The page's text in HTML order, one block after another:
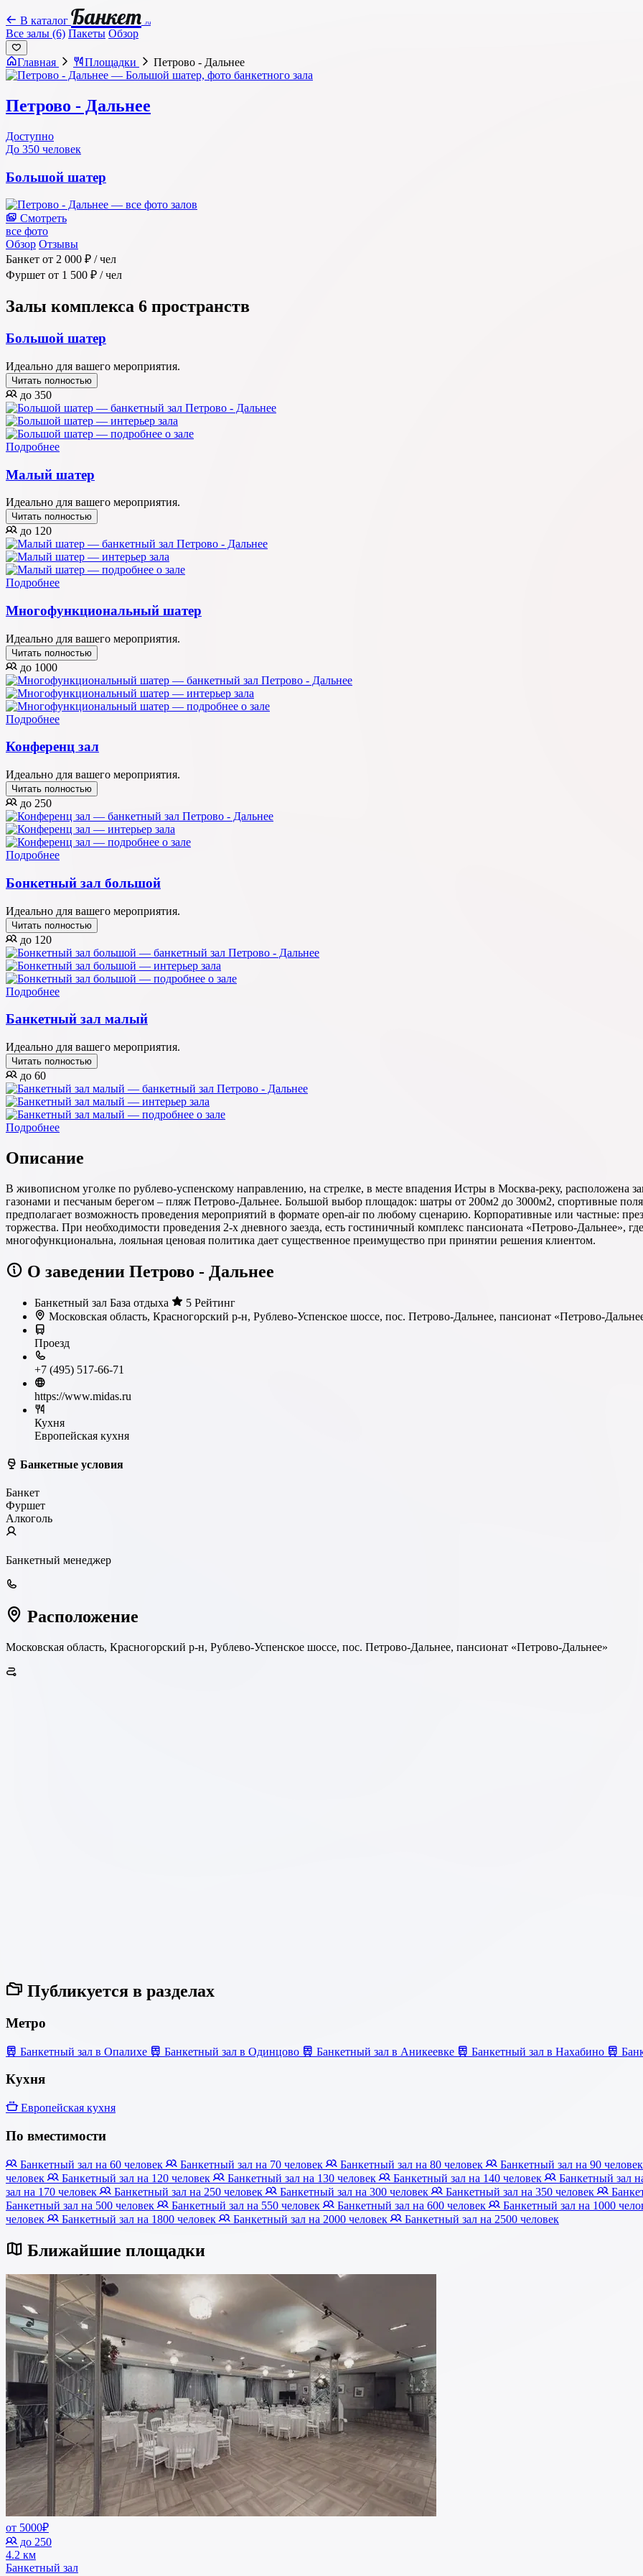
В каталог Банкет .ru
Все залы (6) Пакеты Обзор
Главная Площадки Петрово - Дальнее
Петрово - Дальнее
Доступно
До 350 человек
Большой шатер
Смотреть
все фото
Обзор Отзывы
Банкет от 2 000 ₽ / чел
Фуршет от 1 500 ₽ / чел
Залы комплекса 6 пространств
Большой шатер
Идеально для вашего мероприятия.
Читать полностью
до 350
Подробнее
Малый шатер
Идеально для вашего мероприятия.
Читать полностью
до 120
Подробнее
Многофункциональный шатер
Идеально для вашего мероприятия.
Читать полностью
до 1000
Подробнее
Конференц зал
Идеально для вашего мероприятия.
Читать полностью
до 250
Подробнее
Бонкетный зал большой
Идеально для вашего мероприятия.
Читать полностью
до 120
Подробнее
Банкетный зал малый
Идеально для вашего мероприятия.
Читать полностью
до 60
Подробнее
Описание
В живописном уголке по рублево-успенскому направлению, на стрелке, в месте впадения Истры в Москва-реку, расположена
газонами и песчаным берегом – пляж Петрово-Дальнее. Большой выбор площадок: шатры от 200м2 до 3000м2, спортивные
предполагает возможность проведения мероприятий в формате open-air по любому сценарию. Корпоративные или частные:
торжества. При необходимости проведения 2-х дневного заезда, есть гостиничный комплекс пансионата «Петрово-Дальнее»,
многофункциональна, лояльная ценовая политика дает существенное преимущество при принятии решения клиентом.
О заведении Петрово - Дальнее
Банкетный зал База отдыха
5 Рейтинг
Московская область, Красногорский р-н, Рублево-Успенское шоссе, пос. Петрово-Дальнее, пансионат «Петрово-
Проезд
+7 (495) 517-66-71
https://www.midas.ru
Кухня
Европейская кухня
Банкетные условия
Банкет
Фуршет
Алкоголь
Банкетный менеджер
Расположение
Московская область, Красногорский р-н, Рублево-Успенское шоссе, пос. Петрово-Дальнее, пансионат «Петрово-Дальнее»
Публикуется в разделах
Метро
Банкетный зал в Опалихе Банкетный зал в Одинцово Банкетный зал в Аникеевке Банкетный зал в Нахабино
Кухня
Европейская кухня
По вместимости
Банкетный зал на 60 человек Банкетный зал на 70 человек Банкетный зал на 80 человек
Банкетный зал на 90
человек
Банкетный зал на 120 человек Банкетный зал на 130 человек Банкетный зал на 140 человек
Банкетный зал
зал на 170 человек
Банкетный зал на 250 человек Банкетный зал на 300 человек Банкетный зал на 350 человек
Банкетный зал на 500 человек
Банкетный зал на 550 человек Банкетный зал на 600 человек
Банкетный зал на 1000
человек
Банкетный зал на 1800 человек Банкетный зал на 2000 человек Банкетный зал на 2500 человек
Ближайшие площадки
от 5000₽
до 250
4.2 км
Банкетный зал